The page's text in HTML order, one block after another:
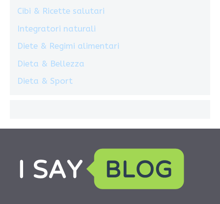
Cibi & Ricette salutari
Integratori naturali
Diete & Regimi alimentari
Dieta & Bellezza
Dieta & Sport